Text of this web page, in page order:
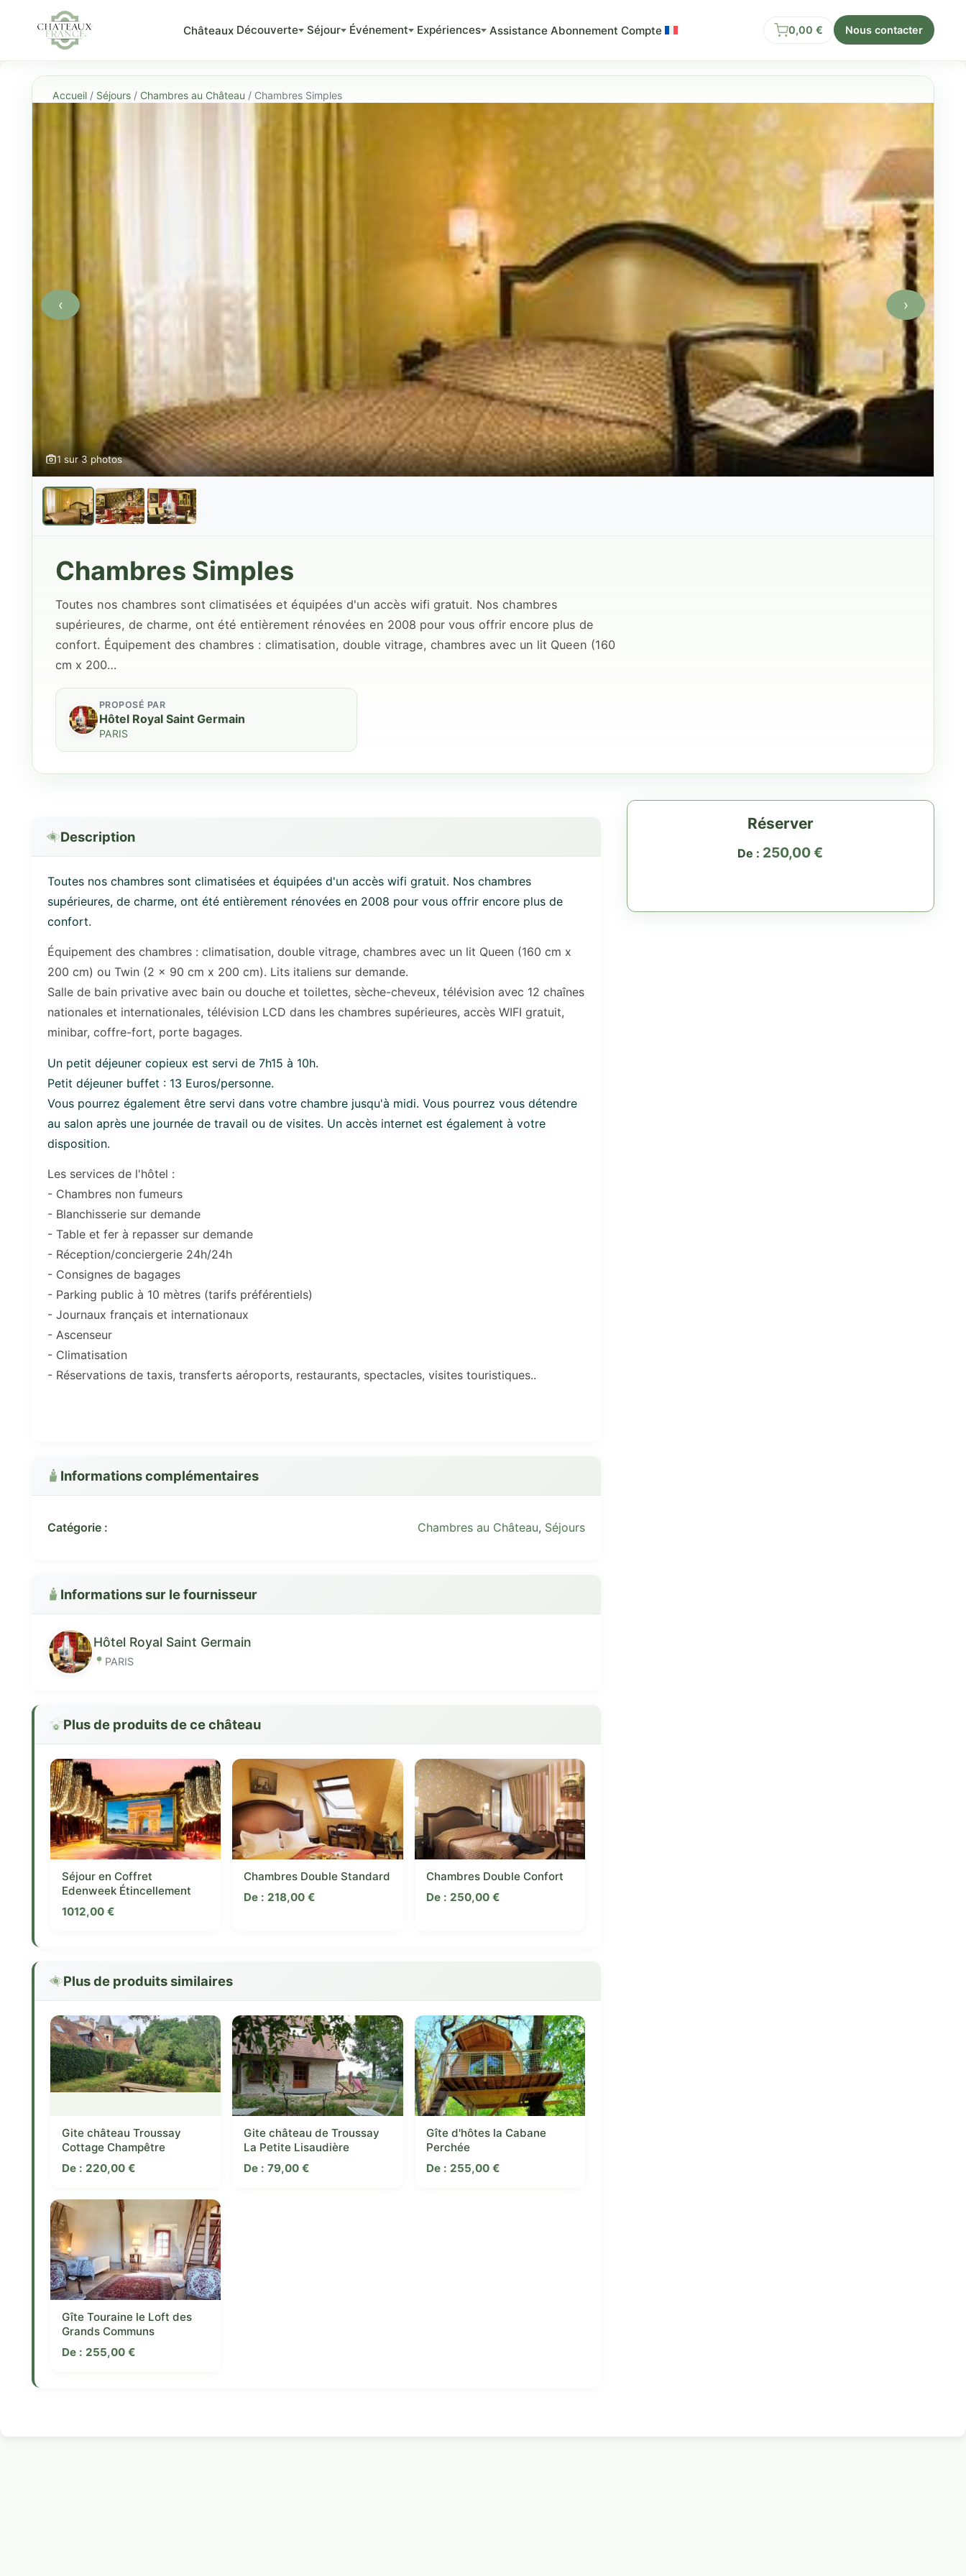
Châteaux Découverte Séjour Événement Expériences Assistance Abonnement Compte 0,00 € Nous contacter
Accueil / Séjours / Chambres au Château / Chambres Simples
1 sur 3 photos
‹ ›
Chambres Simples
Toutes nos chambres sont climatisées et équipées d'un accès wifi gratuit. Nos chambres
supérieures, de charme, ont été entièrement rénovées en 2008 pour vous offrir encore plus de
confort. Équipement des chambres : climatisation, double vitrage, chambres avec un lit Queen (160
cm x 200…
PROPOSÉ PAR
Hôtel Royal Saint Germain
PARIS
Réserver
De : 250,00€
Description
Toutes nos chambres sont climatisées et équipées d'un accès wifi gratuit. Nos chambres
supérieures, de charme, ont été entièrement rénovées en 2008 pour vous offrir encore plus de
confort.
Équipement des chambres : climatisation, double vitrage, chambres avec un lit Queen (160 cm x
200 cm) ou Twin (2 x 90 cm x 200 cm). Lits italiens sur demande.
Salle de bain privative avec bain ou douche et toilettes, sèche-cheveux, télévision avec 12 chaînes
nationales et internationales, télévision LCD dans les chambres supérieures, accès WIFI gratuit,
minibar, coffre-fort, porte bagages.
Un petit déjeuner copieux est servi de 7h15 à 10h.
Petit déjeuner buffet : 13 Euros/personne.
Vous pourrez également être servi dans votre chambre jusqu'à midi. Vous pourrez vous détendre
au salon après une journée de travail ou de visites. Un accès internet est également à votre
disposition.
Les services de l'hôtel :
- Chambres non fumeurs
- Blanchisserie sur demande
- Table et fer à repasser sur demande
- Réception/conciergerie 24h/24h
- Consignes de bagages
- Parking public à 10 mètres (tarifs préférentiels)
- Journaux français et internationaux
- Ascenseur
- Climatisation
- Réservations de taxis, transferts aéroports, restaurants, spectacles, visites touristiques..
Informations complémentaires
Catégorie : Chambres au Château, Séjours
Informations sur le fournisseur
Hôtel Royal Saint Germain
PARIS
Plus de produits de ce château
Séjour en Coffret
Edenweek Étincellement
1012,00 €
Chambres Double Standard
De : 218,00€
Chambres Double Confort
De : 250,00 €
Plus de produits similaires
Gite château Troussay
Cottage Champêtre
De : 220,00 €
Gite château de Troussay
La Petite Lisaudière
De :79,00€
Gîte d'hôtes la Cabane
Perchée
De : 255,00 €
Gîte Touraine le Loft des
Grands Communs
De : 255,00 €